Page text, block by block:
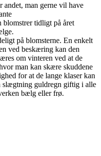
andet, man gerne vil have
blomstrer tidligt på året
på blomsterne. En enkelt
ved beskæring kan den
om vinteren ved at de
man kan skære skuddene
for at de lange klaser kan
slægtning guldregn giftig i alle
bælg eller frø.